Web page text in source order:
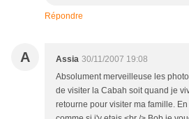
Répondre
A Assia 30/11/2007 19:08
Absolument merveilleuse les
de visiter la Cabah soit quand je
retourne pour visiter ma famille.